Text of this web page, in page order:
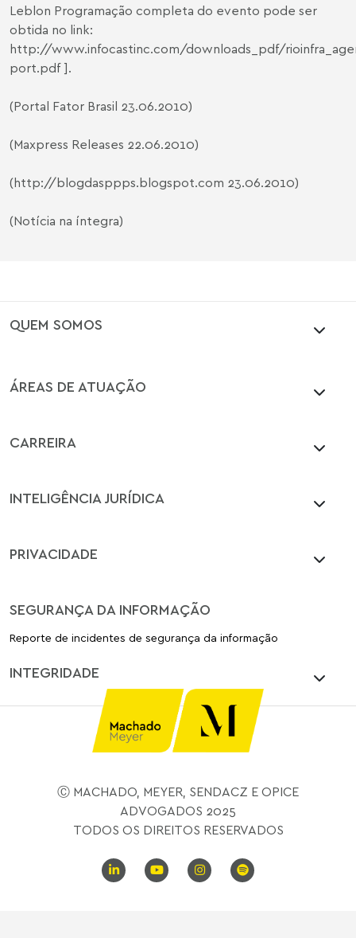
Leblon Programação completa do evento pode ser
obtida no link:
http://www.infocastinc.com/downloads_pdf/
port.pdf].
(Portal Fator Brasil 23.06.2010)
(Maxpress Releases 22.06.2010)
(http://blogdasppps.blogspot.com 23.06.2010)
(Notícia na íntegra)
QUEM SOMOS
ÁREAS DE ATUAÇÃO
CARREIRA
INTELIGÊNCIA JURÍDICA
PRIVACIDADE
SEGURANÇA DA INFORMAÇÃO
Reporte de incidentes de segurança da informação
INTEGRIDADE
Ⓒ MACHADO, MEYER, SENDACZ E OPICE
ADVOGADOS 2025
TODOS OS DIREITOS RESERVADOS